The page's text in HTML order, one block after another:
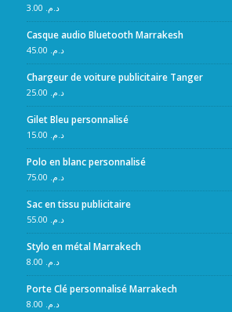
د.م.
Casque audio Bluetooth Marrakesh
د.م.
Chargeur de voiture publicitaire Tanger
د.م.
Gilet Bleu personnalisé
د.م.
Polo en blanc personnalisé
د.م.
Sac en tissu publicitaire
د.م.
Stylo en métal Marrakech
د.م.
Porte Clé personnalisé Marrakech
د.م.